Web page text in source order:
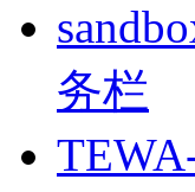
务栏